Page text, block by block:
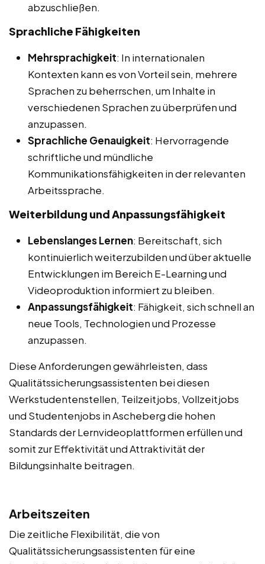
abzuschließen.
Sprachliche Fähigkeiten
Mehrsprachigkeit: In internationalen
Kontexten kann es von Vorteil sein, mehrere
Sprachen zu beherrschen, um Inhalte in
verschiedenen Sprachen zu überprüfen und
anzupassen.
Sprachliche Genauigkeit: Hervorragende
schriftliche und mündliche
Kommunikationsfähigkeiten in der relevanten
Arbeitssprache.
Weiterbildung und Anpassungsfähigkeit
Lebenslanges Lernen: Bereitschaft, sich
kontinuierlich weiterzubilden und über aktuelle
Entwicklungen im Bereich E-Learning und
Videoproduktion informiert zu bleiben.
Anpassungsfähigkeit: Fähigkeit, sich schnell an
neue Tools, Technologien und Prozesse
anzupassen.
Diese Anforderungen gewährleisten, dass
Qualitätssicherungsassistenten bei diesen
Werkstudentenstellen, Teilzeitjobs, Vollzeitjobs
und Studentenjobs in Ascheberg die hohen
Standards der Lernvideoplattformen erfüllen und
somit zur Effektivität und Attraktivität der
Bildungsinhalte beitragen.
Arbeitszeiten
Die zeitliche Flexibilität, die von
Qualitätssicherungsassistenten für eine